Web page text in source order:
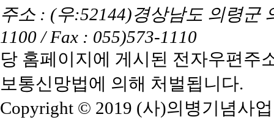
주소 : (우:52144)경상남도 의령군
1100 / Fax : 055)573-1110
당 홈페이지에 게시된 전자우편주
보통신망법에 의해 처벌됩니다.
Copyright © 2019 (사)의병기념사